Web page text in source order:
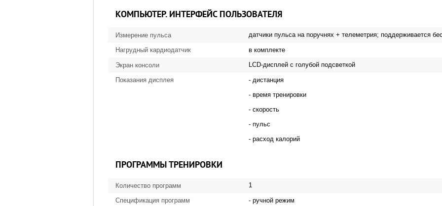
КОМПЬЮТЕР. ИНТЕРФЕЙС ПОЛЬЗОВАТЕЛЯ
Измерение пульса датчики пульса на поручнях + телеметрия; поддерживается
Нагрудный кардиодатчик в комплекте
Экран консоли LСD-дисплей с голубой подсветкой
Показания дисплея - дистанция
- время тренировки
- скорость
- пульс
- расход калорий
ПРОГРАММЫ ТРЕНИРОВКИ
Количество программ 1
Спецификация программ - ручной режим